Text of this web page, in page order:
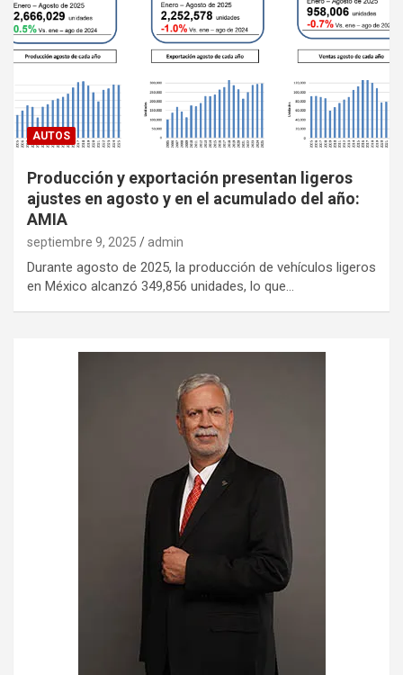
AUTOS
Producción y exportación presentan ligeros
ajustes en agosto y en el acumulado del año:
AMIA
septiembre 9, 2025 admin
Durante agosto de 2025, la producción de vehículos ligeros
en México alcanzó 349,856 unidades, lo que…